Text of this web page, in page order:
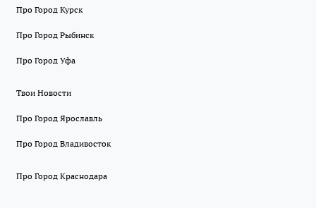
Про Город Курск
Про Город Рыбинск
Про Город Уфа
Твои Новости
Про Город Ярославль
Про Город Владивосток
Про Город Краснодара